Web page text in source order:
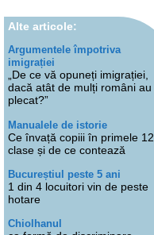
Alte articole:
Argumentele împotriva
imigrației
„De ce vă opuneți imigrației,
dacă atât de mulți români au
plecat?”
Manualele de istorie
Ce învață copiii în primele 12
clase și de ce contează
Bucureștiul peste 5 ani
1 din 4 locuitori vin de peste
hotare
Chiolhanul